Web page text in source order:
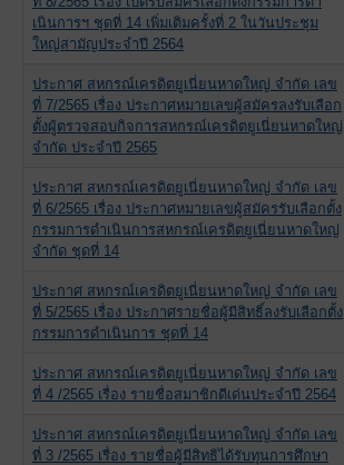
เนินการฯ ชุดที่ 14 เพิ่มเติมครั้งที่ 2 ในวันประชุม
ใหญ่สามัญประจำปี 2564
ประกาศ สหกรณ์เครดิตยูเนี่ยนหาดใหญ่ จำกัด เลข
ที่ 7/2565 เรื่อง ประกาศหมายเลขผู้สมัครลงรับเลือก
ตั้งผู้ตรวจสอบกิจการสหกรณ์เครดิตยูเนี่ยนหาดใหญ่
จำกัด ประจำปี 2565
ประกาศ สหกรณ์เครดิตยูเนี่ยนหาดใหญ่ จำกัด เลข
ที่ 6/2565 เรื่อง ประกาศหมายเลขผู้สมัครรับเลือกตั้ง
กรรมการดำเนินการสหกรณ์เครดิตยูเนี่ยนหาดใหญ่
จำกัด ชุดที่ 14
ประกาศ สหกรณ์เครดิตยูเนี่ยนหาดใหญ่ จำกัด เลข
ที่ 5/2565 เรื่อง ประกาศรายชื่อผู้มีสิทธิ์ลงรับเลือกตั้ง
กรรมการดำเนินการ ชุดที่ 14
ประกาศ สหกรณ์เครดิตยูเนี่ยนหาดใหญ่ จำกัด เลข
ที่ 4 /2565 เรื่อง รายชื่อสมาชิกดีเด่นประจำปี 2564
ประกาศ สหกรณ์เครดิตยูเนี่ยนหาดใหญ่ จำกัด เลข
ที่ 3 /2565 เรื่อง รายชื่อผู้มีสิทธิได้รับทุนการศึกษา